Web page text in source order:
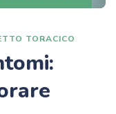
TORACICO